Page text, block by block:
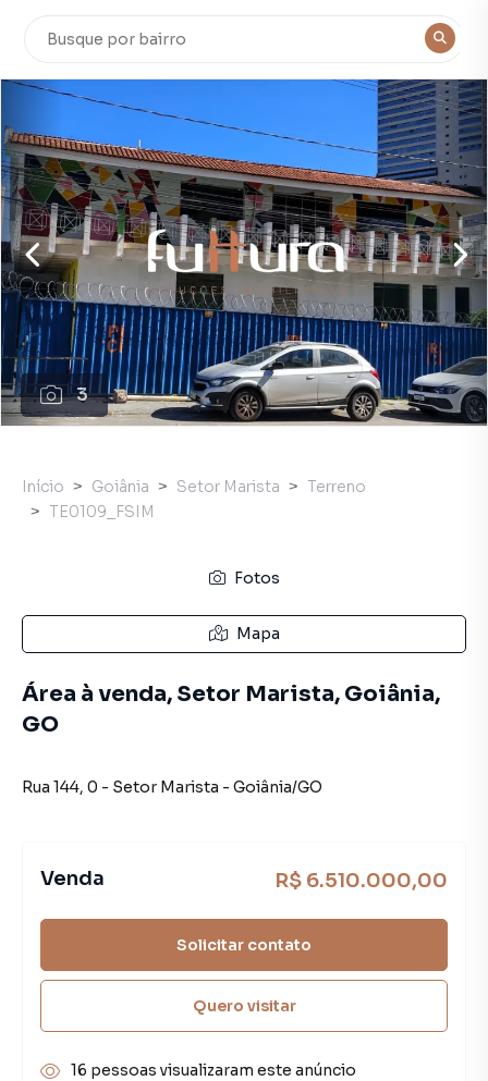
3
Início Goiânia Setor Marista
Terreno
TE0109_FSIM
Fotos
Mapa
Área à venda, Setor Marista, Goiânia,
GO
Rua 144, 0 - Setor Marista - Goiânia/GO
Venda R$ 6.510.000,00
Solicitar contato
Quero visitar
16 pessoas visualizaram este anúncio